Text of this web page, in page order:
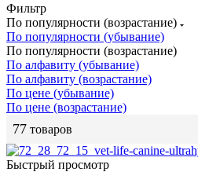
Фильтр
По популярности (возрастание)
По популярности (убывание)
По популярности (возрастание)
По алфавиту (убывание)
По алфавиту (возрастание)
По цене (убывание)
По цене (возрастание)
77 товаров
Быстрый просмотр